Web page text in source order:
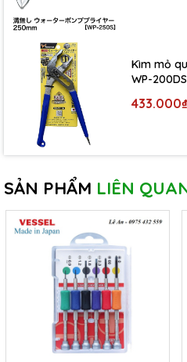
Kìm mỏ
WP-200DS
433.000₫
SẢN PHẨM LIÊN